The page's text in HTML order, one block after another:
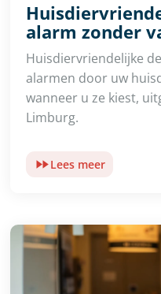
alarm zonder
Huisdiervriendelijke
alarmen door uw
wanneer u ze kiest,
Limburg.
Lees meer